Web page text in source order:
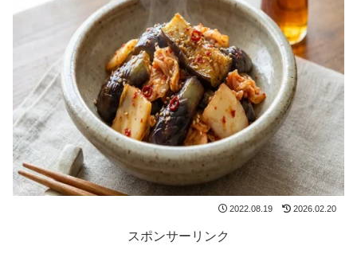
2022.08.19 2026.02.20
スポンサーリンク